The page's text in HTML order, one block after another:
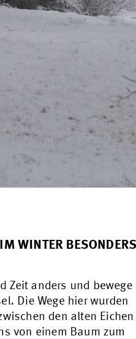
WINTER
Zeit anders und bewege
Die Wege hier wurden
den alten Eichen
von einem Baum zum